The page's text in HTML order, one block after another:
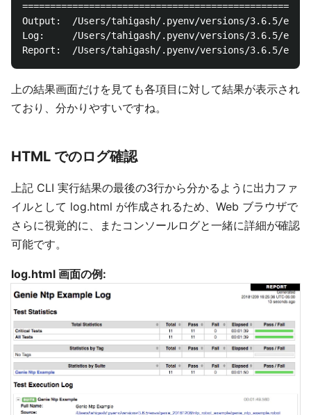
Output:  /Users/tahigash/.pyenv/versions/3.6.5/envs/
Log:     /Users/tahigash/.pyenv/versions/3.6.5/envs/
上の結果画面だけを見ても各項目に対して結果が表示され
ており、分かりやすいですね。
HTML でのログ確認
上記 CLI 実行結果の最後の3行から分かるように出力ファ
イルとして log.html が作成されるため、Web ブラウザで
さらに視覚的に、またコンソールログと一緒に詳細が確認
可能です。
log.html 画面の例: